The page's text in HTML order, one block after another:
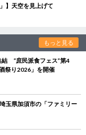
】天空を見上げて
もっと見る
結 “庶民派食フェス”第4
祭り2026」を開催
玉県加須市の「ファミリー